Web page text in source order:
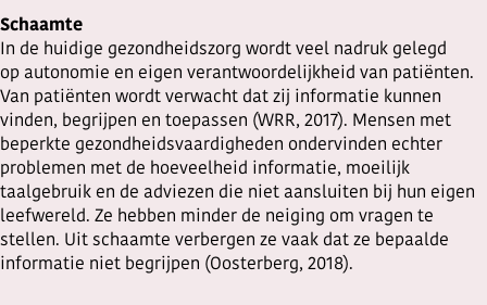
Schaamte
In de huidige gezondheidszorg wordt veel nadruk gelegd
op autonomie en eigen verantwoordelijkheid van patiënten.
Van patiënten wordt verwacht dat zij informatie kunnen
vinden, begrijpen en toepassen (WRR, 2017). Mensen met
beperkte gezondheidsvaardigheden ondervinden echter
problemen met de hoeveelheid informatie, moeilijk
taalgebruik en de adviezen die niet aansluiten bij hun eigen
leefwereld. Ze hebben minder de neiging om vragen te
stellen. Uit schaamte verbergen ze vaak dat ze bepaalde
informatie niet begrijpen (Oosterberg, 2018).